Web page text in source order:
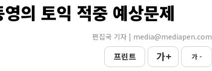
의 토익 적중 예상문제
편집국 기자 | media@mediapen.com
프린트 가 + 가 -